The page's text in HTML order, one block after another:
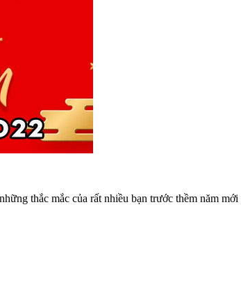
thắc mắc của rất nhiều bạn trước thềm năm